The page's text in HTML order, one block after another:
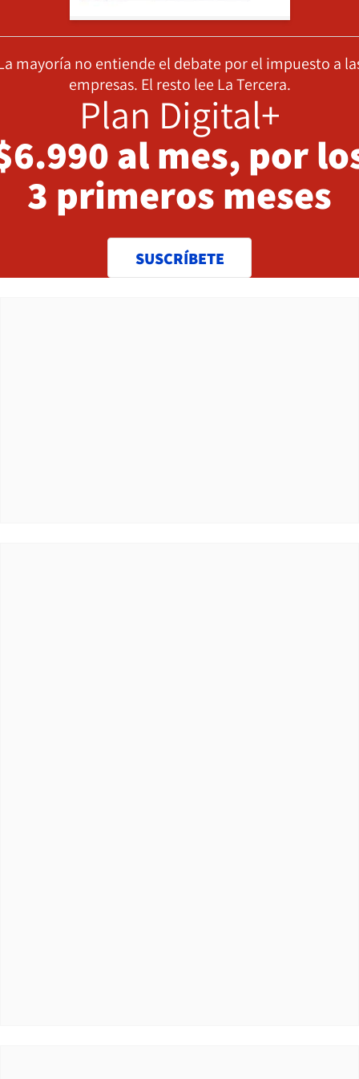
mayoría no entiende el debate por el impuesto a
empresas. El resto lee La Tercera.
Plan Digital+
al mes, por
3 primeros meses
SUSCRÍBETE